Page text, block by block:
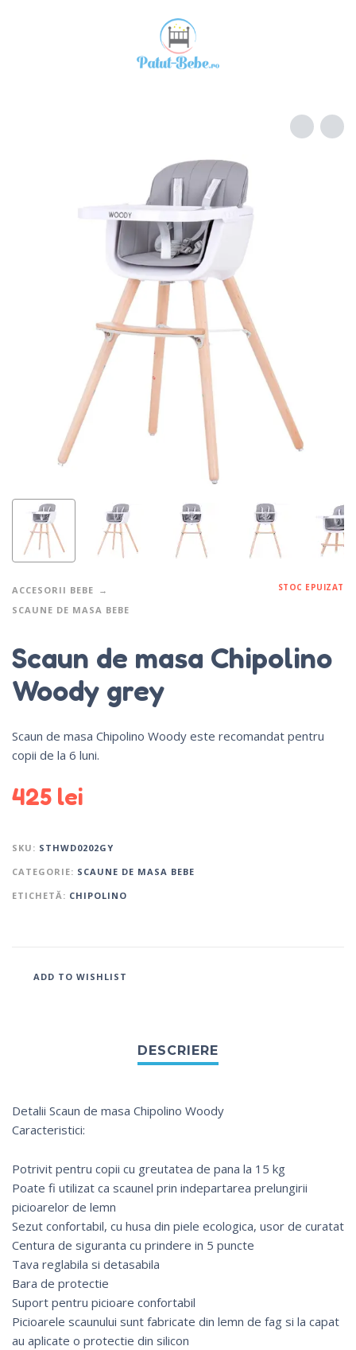
ACCESORII BEBE
SCAUNE DE MASA BEBE
STOC EPUIZAT
Scaun de masa Chipolino
Woody grey
Scaun de masa Chipolino Woody este recomandat pentru
copii de la 6 luni.
425 lei
SKU: STHWD0202GY
CATEGORIE: SCAUNE DE MASA BEBE
ETICHETĂ: CHIPOLINO
ADD TO WISHLIST
Detalii Scaun de masa Chipolino Woody
Caracteristici:
Potrivit pentru copii cu greutatea de pana la 15 kg
Poate fi utilizat ca scaunel prin indepartarea prelungirii
picioarelor de lemn
Sezut confortabil, cu husa din piele ecologica, usor de curatat
Centura de siguranta cu prindere in 5 puncte
Tava reglabila si detasabila
Bara de protectie
Suport pentru picioare confortabil
Picioarele scaunului sunt fabricate din lemn de fag si la capat
au aplicate o protectie din silicon